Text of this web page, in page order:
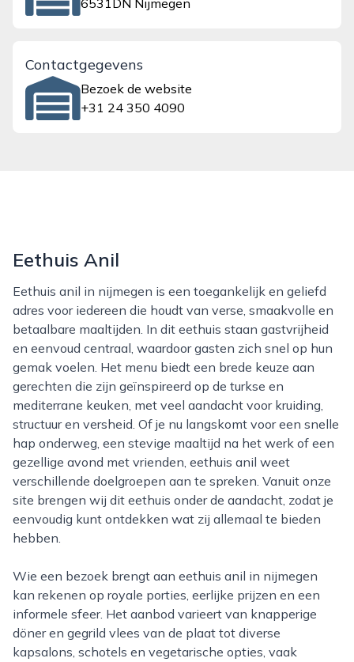
6531DN Nijmegen
Contactgegevens
Bezoek de website
+31 24 350 4090
Eethuis Anil
Eethuis anil in nijmegen is een toegankelijk en geliefd
adres voor iedereen die houdt van verse, smaakvolle en
betaalbare maaltijden. In dit eethuis staan gastvrijheid
en eenvoud centraal, waardoor gasten zich snel op hun
gemak voelen. Het menu biedt een brede keuze aan
gerechten die zijn geïnspireerd op de turkse en
mediterrane keuken, met veel aandacht voor kruiding,
structuur en versheid. Of je nu langskomt voor een snelle
hap onderweg, een stevige maaltijd na het werk of een
gezellige avond met vrienden, eethuis anil weet
verschillende doelgroepen aan te spreken. Vanuit onze
site brengen wij dit eethuis onder de aandacht, zodat je
eenvoudig kunt ontdekken wat zij allemaal te bieden
hebben.
Wie een bezoek brengt aan eethuis anil in nijmegen
kan rekenen op royale porties, eerlijke prijzen en een
informele sfeer. Het aanbod varieert van knapperige
döner en gegrild vlees van de plaat tot diverse
kapsalons, schotels en vegetarische opties, vaak